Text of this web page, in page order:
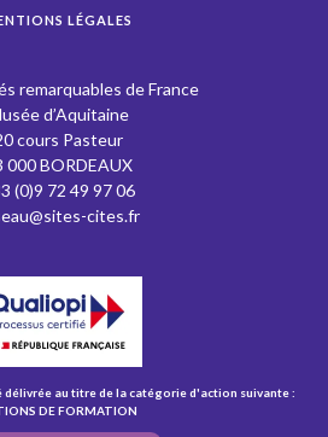
LÉGALES
remarquables de France
d’Aquitaine
cours Pasteur
000 BORDEAUX
(0)9 72 49 97 06
cites.fr
au titre de la catégorie d'action suivante :
DE FORMATION